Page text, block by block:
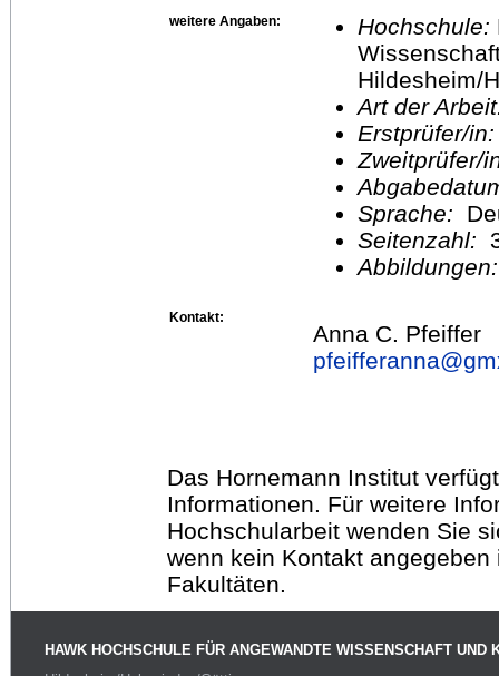
weitere Angaben: Hochschule:
Hildesheim/
Art der
Erstprüfer/
Sprache:
Seitenzahl:
Kontakt:
Anna C. Pfeiffer
pfeifferanna@
Das Hornemann Institut
Informationen. Für weitere
Hochschularbeit wenden Sie
wenn kein Kontakt
Fakultäten.
HAWK HOCHSCHULE FÜR ANGEWANDTE WISSENSCHAFT UND